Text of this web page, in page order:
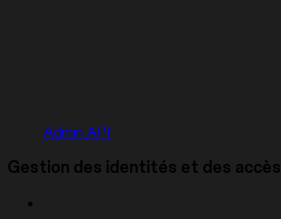
Admin API
Gestion des identités et des accès